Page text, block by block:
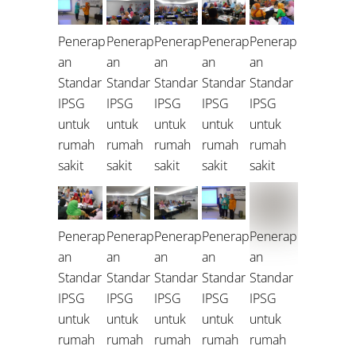
Penerap
an
Standar
IPSG
untuk
rumah
sakit
Penerap
an
Standar
IPSG
untuk
rumah
sakit
Penerap
an
Standar
IPSG
untuk
rumah
sakit
Penerap
an
Standar
IPSG
untuk
rumah
sakit
Penerap
an
Standar
IPSG
untuk
rumah
sakit
Penerap
an
Standar
IPSG
untuk
rumah
Penerap
an
Standar
IPSG
untuk
rumah
Penerap
an
Standar
IPSG
untuk
rumah
Penerap
an
Standar
IPSG
untuk
rumah
Penerap
an
Standar
IPSG
untuk
rumah